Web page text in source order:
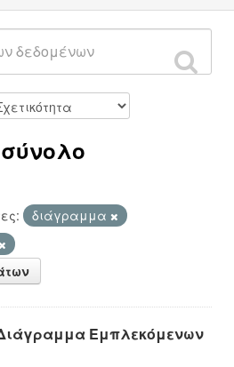
διάγραμμα
Διάγραμμα Εμπλεκόμενων